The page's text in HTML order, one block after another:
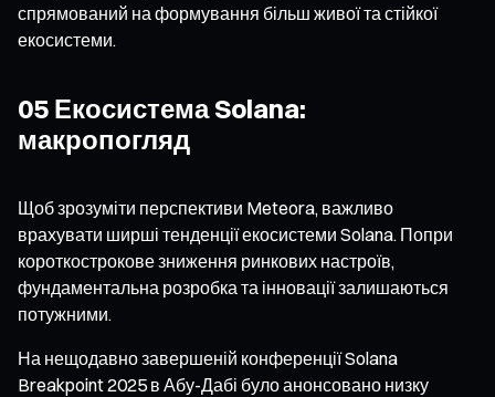
спрямований на формування більш живої та стійкої
екосистеми.
05 Екосистема Solana:
макропогляд
Щоб зрозуміти перспективи Meteora, важливо
врахувати ширші тенденції екосистеми Solana. Попри
короткострокове зниження ринкових настроїв,
фундаментальна розробка та інновації залишаються
потужними.
На нещодавно завершеній конференції Solana
Breakpoint 2025 в Абу-Дабі було анонсовано низку